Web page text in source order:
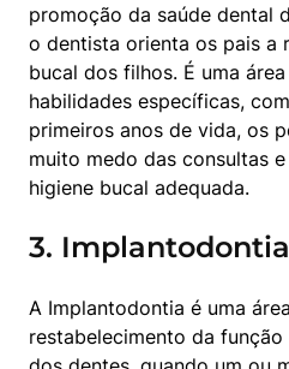
promoção da saúde dental
o dentista orienta os pais a
bucal dos filhos. É uma
habilidades específicas,
primeiros anos de vida, os
muito medo das consultas
higiene bucal adequada.
3. Implantodontia
A Implantodontia é uma
restabelecimento da